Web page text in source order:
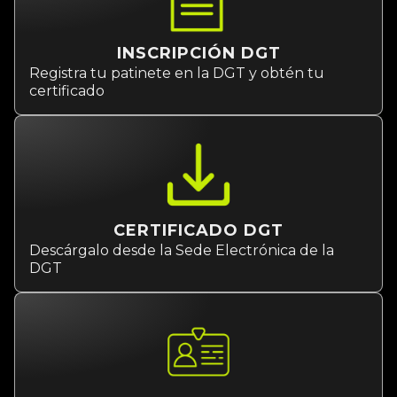
INSCRIPCIÓN DGT
Registra tu patinete en la DGT y obtén tu
certificado
CERTIFICADO DGT
Descárgalo desde la Sede Electrónica de la
DGT